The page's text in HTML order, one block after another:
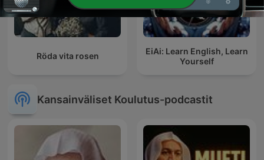
Röda vita rosen
EiAi: Learn English, Learn
Yourself
Kansainväliset Koulutus-podcastit